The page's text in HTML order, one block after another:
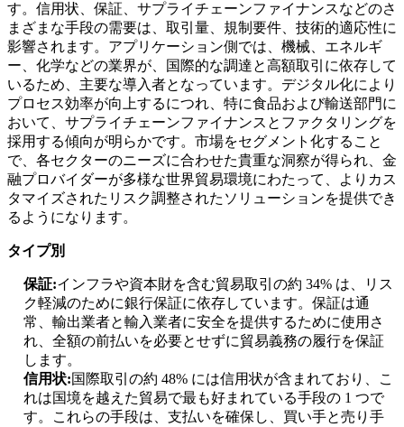
す。信用状、保証、サプライチェーンファイナンスなどのさ
まざまな手段の需要は、取引量、規制要件、技術的適応性に
影響されます。アプリケーション側では、機械、エネルギ
ー、化学などの業界が、国際的な調達と高額取引に依存して
いるため、主要な導入者となっています。デジタル化により
プロセス効率が向上するにつれ、特に食品および輸送部門に
おいて、サプライチェーンファイナンスとファクタリングを
採用する傾向が明らかです。市場をセグメント化すること
で、各セクターのニーズに合わせた貴重な洞察が得られ、金
融プロバイダーが多様な世界貿易環境にわたって、よりカス
タマイズされたリスク調整されたソリューションを提供でき
るようになります。
タイプ別
保証:インフラや資本財を含む貿易取引の約 34% は、リス
ク軽減のために銀行保証に依存しています。保証は通
常、輸出業者と輸入業者に安全を提供するために使用さ
れ、全額の前払いを必要とせずに貿易義務の履行を保証
します。
信用状:国際取引の約 48% には信用状が含まれており、こ
れは国境を越えた貿易で最も好まれている手段の 1 つで
す。これらの手段は、支払いを確保し、買い手と売り手